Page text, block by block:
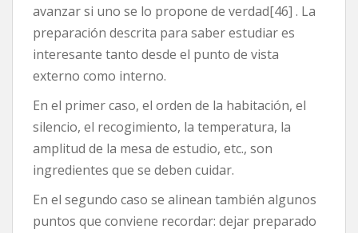
avanzar si uno se lo propone de verdad[46] . La
preparación descrita para saber estudiar es
interesante tanto desde el punto de vista
externo como interno.
En el primer caso, el orden de la habitación, el
silencio, el recogimiento, la temperatura, la
amplitud de la mesa de estudio, etc., son
ingredientes que se deben cuidar.
En el segundo caso se alinean también algunos
puntos que conviene recordar: dejar preparado